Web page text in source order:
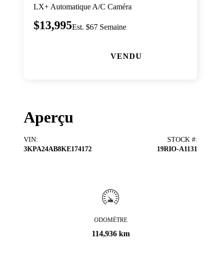
LX+ Automatique A/C Caméra
$13,995Est. $67 Semaine
VENDU
Aperçu
VIN:
3KPA24AB8KE174172
STOCK #:
19RIO-A1131
ODOMÈTRE
114,936 km